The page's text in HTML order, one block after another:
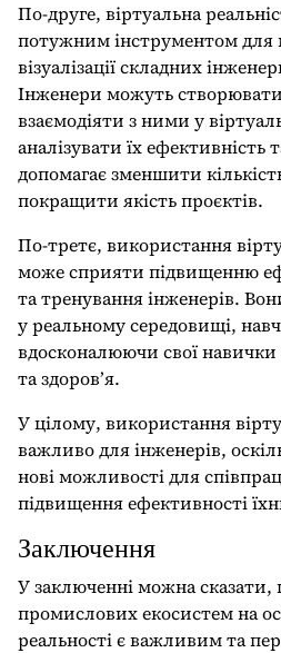
По-друге, віртуальна
потужним інструментом для
візуалізації складних
Інженери можуть
взаємодіяти з ними у
аналізувати їх ефективність
допомагає зменшити
покращити якість проєктів.
По-третє, використання
може сприяти підвищенню
та тренування інженерів.
у реальному середовищі,
вдосконалюючи свої
та здоров’я.
У цілому, використання
важливо для інженерів,
нові можливості для
підвищення ефективності
Заключення
У заключенні можна
промислових екосистем на
реальності є важливим та